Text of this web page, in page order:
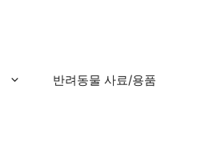
반려동물 사료/용품